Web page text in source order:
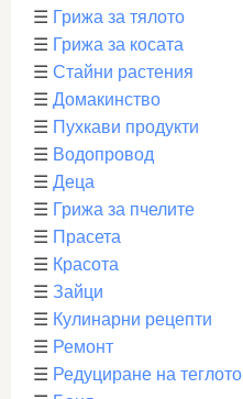
☰ Грижа за тялото
☰ Грижа за косата
☰ Стайни растения
☰ Домакинство
☰ Пухкави продукти
☰ Водопровод
☰ Деца
☰ Грижа за пчелите
☰ Прасета
☰ Красота
☰ Зайци
☰ Кулинарни рецепти
☰ Ремонт
☰ Редуциране на теглото